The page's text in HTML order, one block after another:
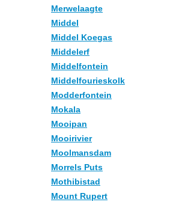
Merwelaagte
Middel
Middel Koegas
Middelerf
Middelfontein
Middelfourieskolk
Modderfontein
Mokala
Mooipan
Mooirivier
Moolmansdam
Morrels Puts
Mothibistad
Mount Rupert